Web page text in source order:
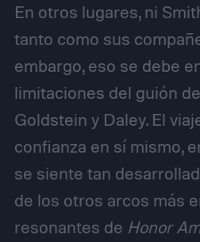
En otros lugares, ni
tanto como sus
embargo, eso se debe
limitaciones del guión
Goldstein y Daley. El
confianza en sí mismo,
se siente tan
de los otros arcos más
resonantes de Honor